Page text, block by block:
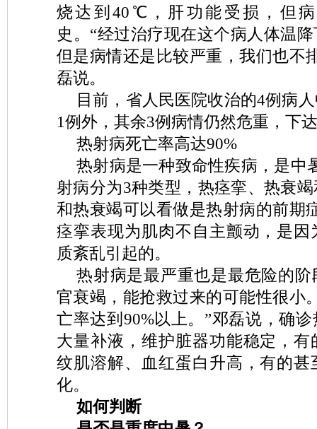
烧达到40℃，肝功能受损，但
史。“经过治疗现在这个病人体温
但是病情还是比较严重，我们也不
磊说。
目前，省人民医院收治的4例病
1例外，其余3例病情仍然危重，下
热射病死亡率高达90%
热射病是一种致命性疾病，是中
射病分为3种类型，热痉挛、热衰
和热衰竭可以看做是热射病的前期
痉挛表现为肌肉不自主颤动，是因
质紊乱引起的。
热射病是最严重也是最危险的
官衰竭，能抢救过来的可能性很小
亡率达到90%以上。”邓磊说，确
大量补液，维护脏器功能稳定，
纹肌溶解、血红蛋白升高，有的甚
化。
如何判断